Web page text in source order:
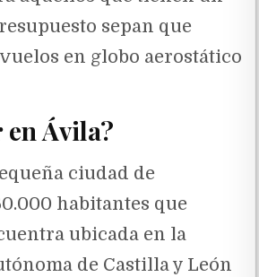
sepan que
en globo aerostático
en Ávila?
ciudad de
habitantes que
ubicada en la
de Castilla y León